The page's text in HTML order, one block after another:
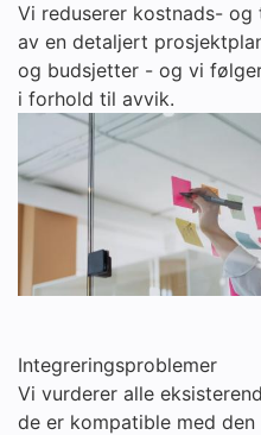
Vi reduserer kostnads-
av en detaljert
og budsjetter - og vi
i forhold til avvik.
Integreringsproblemer
Vi vurderer alle
de er kompatible med